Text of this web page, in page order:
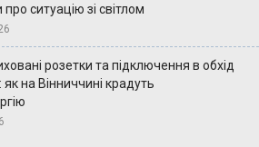
ситуацію зі світлом
розетки та підключення в обхід
як на Вінниччині крадуть